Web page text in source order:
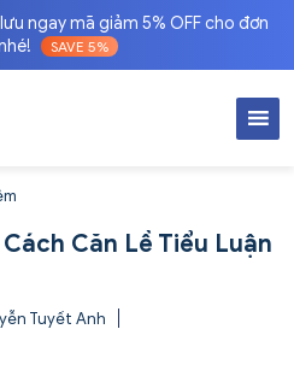
ngay mã giảm 5% OFF cho đơn
SAVE 5%
Căn Lề Tiểu Luận
Tuyết Anh